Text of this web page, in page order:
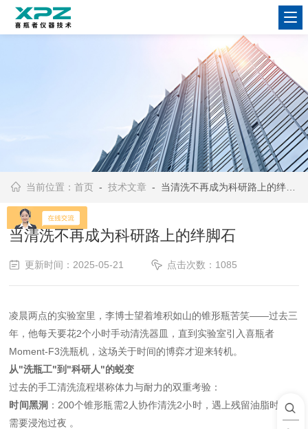
当前位置：首页 -技术文章 - 当清洗不再成为科研路上的绊脚石
当清洗不再成为科研路上的绊脚石
更新时间：2025-05-21 点击次数：1085
凌晨两点的实验室里，李博士望着堆积如山的锥形瓶苦笑——过去三
年，他每天要花2个小时手动清洗器皿，直到实验室引入喜瓶者
Moment-F3洗瓶机，这场关于时间的博弈才迎来转机。
从"洗瓶工"到 "科研人"的蜕变
过去的手工清洗流程堪称体力与耐力的双重考验：
时间黑洞 ： 200个锥形瓶需2 人协作清洗2小时，遇上残留油脂时甚至
需要浸泡过夜 。